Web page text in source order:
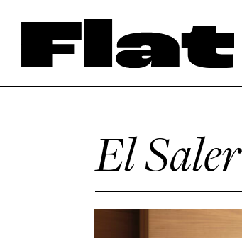
El Saler